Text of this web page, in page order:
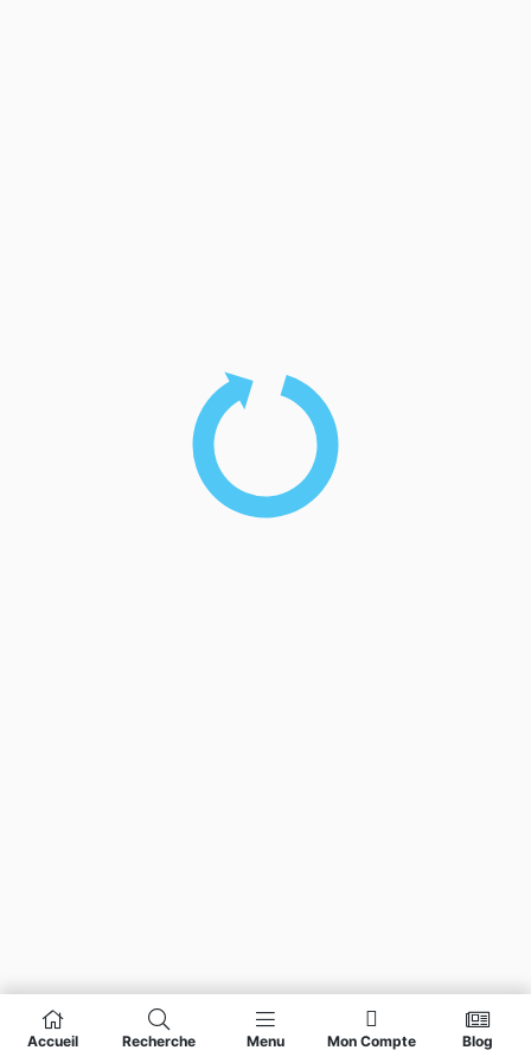
Accueil Recherche Menu Mon Compte Blog